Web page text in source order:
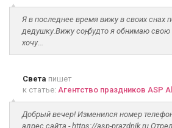
Я в последнее время вижу в своих снах
дедушку.Вижу соң, будто я обнимаю
хочу...
Света пишет
к статье: Агентство праздников ASP
Добрый вечер! Изменился номер
адрес сайта - https://asp-prazdnik.ru